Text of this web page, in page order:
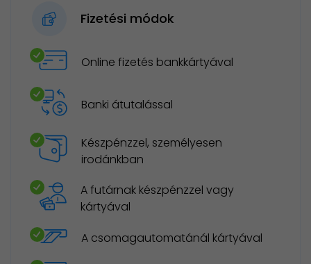
Fizetési módok
Online fizetés bankkártyával
Banki átutalással
Készpénzzel, személyesen
irodánkban
A futárnak készpénzzel vagy
kártyával
A csomagautomatánál kártyával